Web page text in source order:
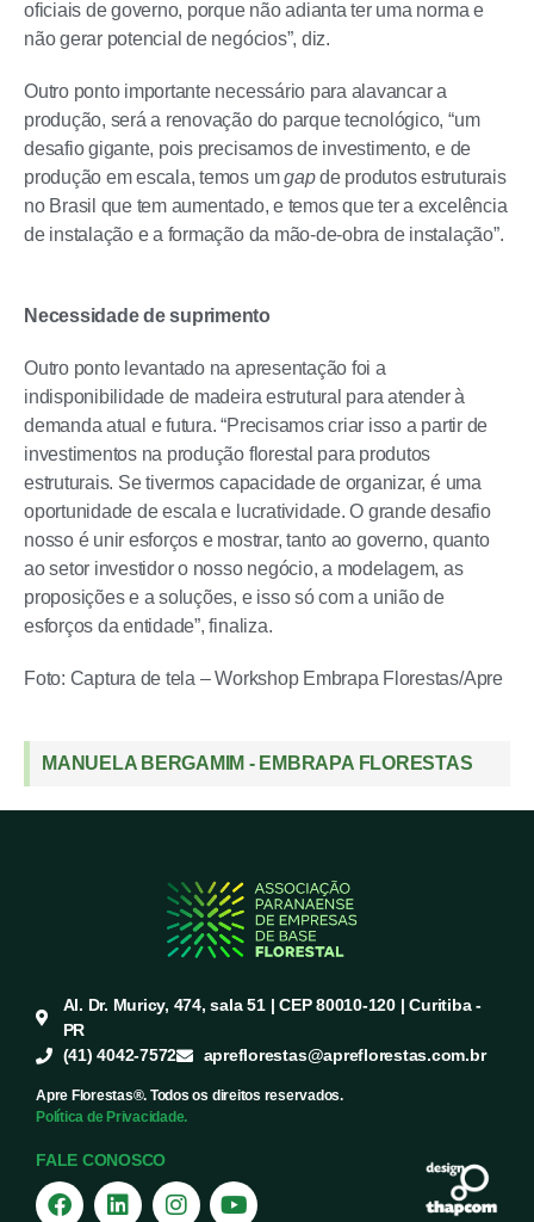
oficiais de governo, porque não adianta ter uma norma e
não gerar potencial de negócios”, diz.
Outro ponto importante necessário para alavancar a
produção, será a renovação do parque tecnológico, “um
desafio gigante, pois precisamos de investimento, e de
produção em escala, temos umgapde produtos estruturais
no Brasil que tem aumentado, e temos que ter a excelência
de instalação e a formação da mão-de-obra de instalação”.
Necessidade de suprimento
Outro ponto levantado na apresentação foi a
indisponibilidade de madeira estrutural para atender à
demanda atual e futura. “Precisamos criar isso a partir de
investimentos na produção florestal para produtos
estruturais. Se tivermos capacidade de organizar, é uma
oportunidade de escala e lucratividade. O grande desafio
nosso é unir esforços e mostrar, tanto ao governo, quanto
ao setor investidor o nosso negócio, a modelagem, as
proposições e a soluções, e isso só com a união de
esforços da entidade”, finaliza.
Foto: Captura de tela – Workshop Embrapa Florestas/Apre
MANUELA BERGAMIM - EMBRAPA FLORESTAS
Al. Dr. Muricy, 474, sala 51 | CEP 80010-120 | Curitiba -
PR
(41) 4042-7572
apreflorestas@apreflorestas.com.br
Apre Florestas®. Todos os direitos reservados.
Política de Privacidade.
FALE CONOSCO